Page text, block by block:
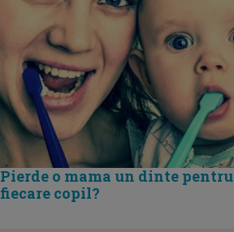
Pierde o mama un dinte pentru
fiecare copil?